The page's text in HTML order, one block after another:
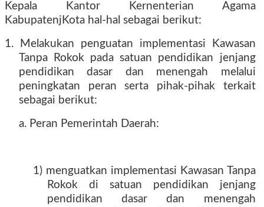
Kepala Kantor Kernenterian Agama
KabupatenjKota hal-hal sebagai berikut:
1. Melakukan penguatan implementasi Kawasan
Tanpa Rokok pada satuan pendidikan jenjang
pendidikan dasar dan menengah melalui
peningkatan peran serta pihak-pihak terkait
sebagai berikut:
a. Peran Pemerintah Daerah:
1) menguatkan implementasi Kawasan Tanpa
Rokok di satuan pendidikan jenjang
pendidikan dasar dan menengah